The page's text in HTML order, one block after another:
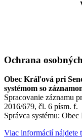
Ochrana
Obec Kráľová pri
systémom so
Spracovanie záznamu
2016/679, čl. 6 písm. f.
Správca systému:
Viac informácií nájdete